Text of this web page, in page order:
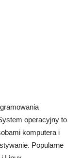
operacyjny to
komputera i
Popularne